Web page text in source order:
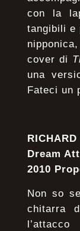
con la
tangibili e
cover di
una
Fateci un
RICHARD
Dream
2010
Non so
chitarra